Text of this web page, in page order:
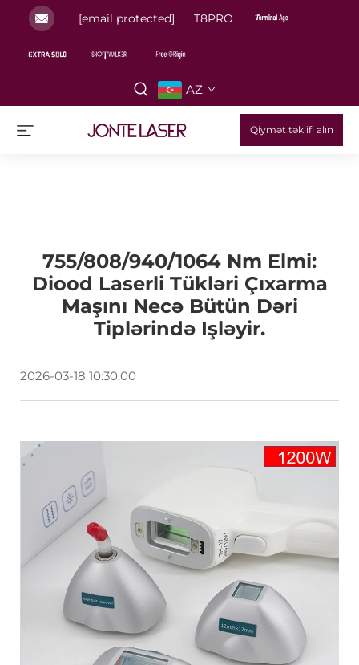
[email protected] T8PRO
AZ
Qiymət təklifi alın
755/808/940/1064 Nm Elmi:
Diood Laserli Tükləri Çıxarma
Maşını Necə Bütün Dəri
Tiplərində Işləyir.
2026-03-18 10:30:00